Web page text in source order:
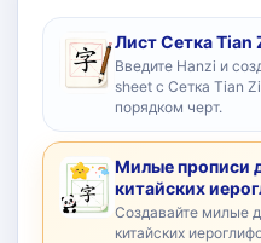
Лист Сетка Tian
Введите Hanzi и
sheet с Сетка Tian
порядком черт.
Милые прописи
китайских
Создавайте милые
китайских